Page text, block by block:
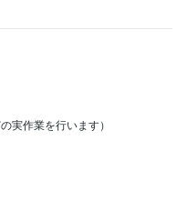
実作業を行います）
ております。